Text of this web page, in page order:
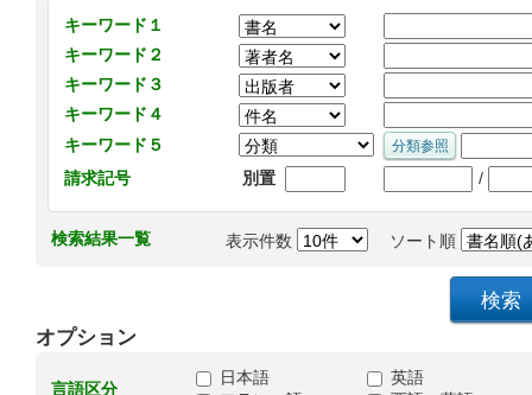
キーワード１
キーワード２
キーワード３
キーワード４
キーワード５
請求記号
別置 /
検索結果一覧 表示件数 ソート順
オプション
言語区分
日本語
英語